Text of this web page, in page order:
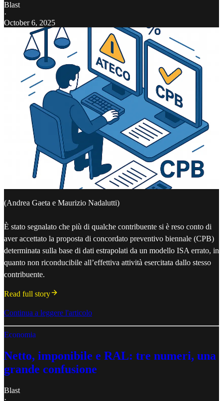
Blast
·
October 6, 2025
(Andrea Gaeta e Maurizio Nadalutti)
È stato segnalato che più di qualche contribuente si è reso conto di
aver accettato la proposta di concordato preventivo biennale (CPB)
determinata sulla base di dati estrapolati da un modello ISA errato, in
quanto non riconducibile all’effettiva attività esercitata dallo stesso
contribuente.
Read full story
Continua a leggere l'articolo
Economia
Netto, imponibile e RAL: tre numeri, una
grande confusione
Blast
·